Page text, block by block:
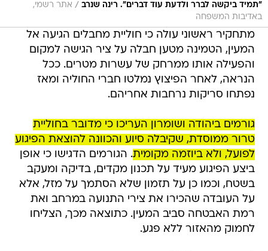
"תמיד ביקשה לברר ולדעת עוד דברים". רינה שנרב / אתר רשמי,
באדיבות המשפחה
מתחקיר ראשוני עולה כי חוליית מחבלים הגיעה אל
המעין, הטמינה מטען חבלה על ציר הגישה למקום
והפעילה אותו ממרחק של עשרות מטרים. ככל
הנראה, לאחר הפיצוץ נמלטו חברי החוליה ומאז
נפתחו סריקות נרחבות אחריהם.
גורמים ביהודה ושומרון העריכו כי מדובר בחוליית
טרור ממוסדת, שקיבלה סיוע והכוונה להוצאת הפיגוע
לפועל, ולא ביוזמה מקומית. הגורמים הדגישו כי אופן
ביצע הפיגוע מעיד על תכנון מקדים, בדיקה ומעקב
בשטח, וכמו כן על תזמון שלא הסתמך על מזל, אלא
על העובדה שהכירו את צירי התנועה במרחב ואת
רמת האבטחה סביב המעין. כתוצאה מכך, הצליחו
לחמוק מהאזור ללא פגע.